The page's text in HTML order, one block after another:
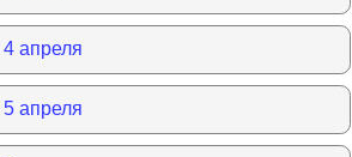
апреля
апреля